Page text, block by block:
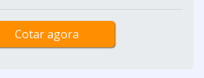
Cotar agora